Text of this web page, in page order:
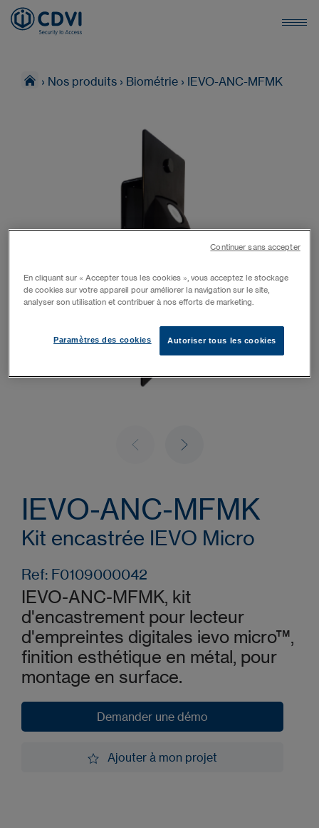
› Nos produits › Biométrie › IEVO-ANC-MFMK
IEVO-ANC-MFMK
Kit encastrée IEVO Micro
Ref: F0109000042
IEVO-ANC-MFMK, kit
d'encastrement pour lecteur
d'empreintes digitales ievo micro™,
finition esthétique en métal, pour
montage en surface.
Demander une démo
Ajouter à mon projet
En cliquant sur « Accepter tous les cookies », vous acceptez le stockage
de cookies sur votre appareil pour améliorer la navigation sur le site,
analyser son utilisation et contribuer à nos efforts de marketing.
Autoriser tous les cookies
Paramètres des cookies
Continuer sans accepter